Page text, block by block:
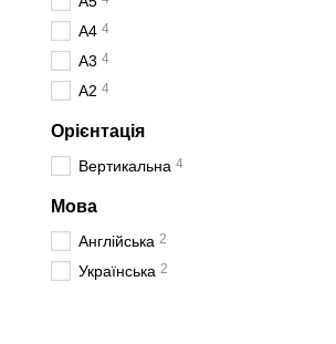
А4 4
А3 4
А2 4
Орієнтація
Вертикальна 4
Мова
Англійська 2
Українська 2